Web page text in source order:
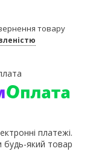
товару
платежі.
який товар